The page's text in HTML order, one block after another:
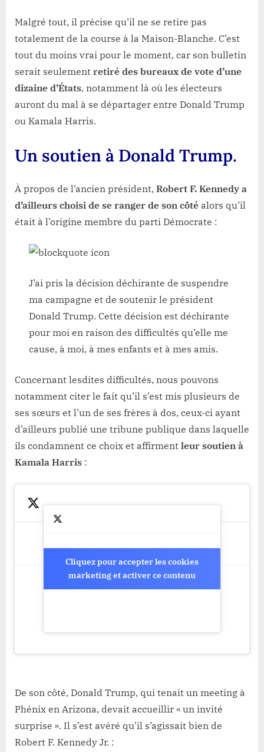
Malgré tout, il précise qu’il ne se retire pas
totalement de la course à la Maison-Blanche. C’est
tout du moins vrai pour le moment, car son bulletin
serait seulement retiré des bureaux de vote d’une
dizaine d’États, notamment là où les électeurs
auront du mal à se départager entre Donald Trump
ou Kamala Harris.
Un soutien à Donald Trump.
À propos de l’ancien président, Robert F. Kennedy a
d’ailleurs choisi de se ranger de son côté alors qu’il
était à l’origine membre du parti Démocrate :
J’ai pris la décision déchirante de suspendre
ma campagne et de soutenir le président
Donald Trump. Cette décision est déchirante
pour moi en raison des difficultés qu’elle me
cause, à moi, à mes enfants et à mes amis.
Concernant lesdites difficultés, nous pouvons
notamment citer le fait qu’il s’est mis plusieurs de
ses sœurs et l’un de ses frères à dos, ceux-ci ayant
d’ailleurs publié une tribune publique dans laquelle
ils condamnent ce choix et affirment leur soutien à
Kamala Harris :
Cliquez pour accepter les cookies
marketing et activer ce contenu
Cliquez pour accepter les cookies
marketing et activer ce contenu
De son côté, Donald Trump, qui tenait un meeting à
Phénix en Arizona, devait accueillir « un invité
surprise ». Il s’est avéré qu’il s’agissait bien de
Robert F. Kennedy Jr. :